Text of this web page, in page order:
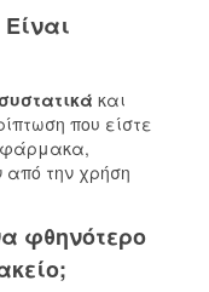
και
που είστε
φάρμακα,
από την χρήση
φθηνότερο